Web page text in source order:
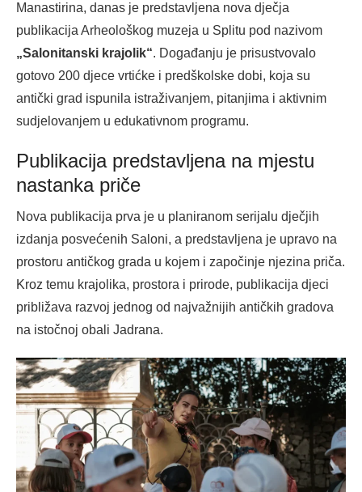
Manastirina, danas je predstavljena nova dječja
publikacija Arheološkog muzeja u Splitu pod nazivom
„Salonitanski krajolik“. Događanju je prisustvovalo
gotovo 200 djece vrtićke i predškolske dobi, koja su
antički grad ispunila istraživanjem, pitanjima i aktivnim
sudjelovanjem u edukativnom programu.
Publikacija predstavljena na mjestu
nastanka priče
Nova publikacija prva je u planiranom serijalu dječjih
izdanja posvećenih Saloni, a predstavljena je upravo na
prostoru antičkog grada u kojem i započinje njezina priča.
Kroz temu krajolika, prostora i prirode, publikacija djeci
približava razvoj jednog od najvažnijih antičkih gradova
na istočnoj obali Jadrana.